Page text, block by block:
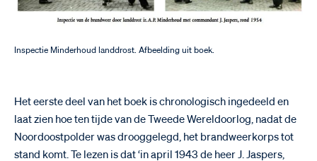
Inspectie Minderhoud landdrost. Afbeelding uit boek.
Het eerste deel van het boek is chronologisch ingedeeld en
laat zien hoe ten tijde van de Tweede Wereldoorlog, nadat de
Noordoostpolder was drooggelegd, het brandweerkorps tot
stand komt. Te lezen is dat ‘in april 1943 de heer J. Jaspers,